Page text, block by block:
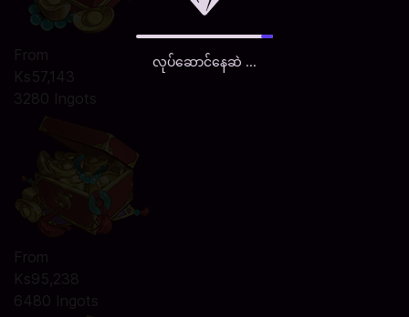
လုပ်ဆောင်နေဆဲ ...
From
Ks57,143
3280 Ingots
From
Ks95,238
6480 Ingots